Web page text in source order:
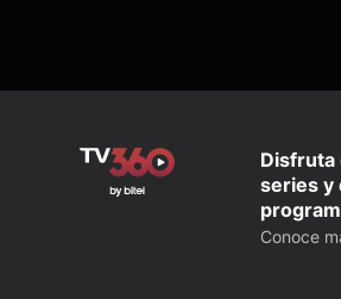
Disfruta
series y
Conoce